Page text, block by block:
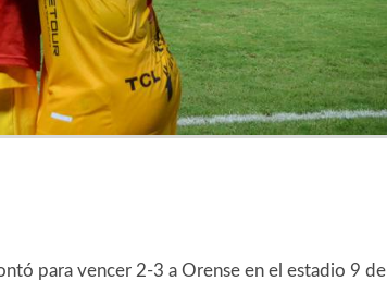
para vencer 2-3 a Orense en el estadio 9 de